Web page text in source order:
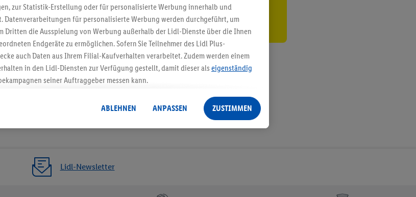
Gutschein sichern!
Lidl-Newsletter
zur Statistik-Erstellung oder für personalisierte Werbung innerhalb und
Datenverarbeitungen für personalisierte Werbung werden durchgeführt, um
Dritten die Ausspielung von Werbung außerhalb der Lidl-Dienste über die Ihnen
Endgeräte zu ermöglichen. Sofern Sie Teilnehmer des Lidl Plus-
auch Daten aus Ihrem Filial-Kaufverhalten verarbeitet. Zudem werden einem
in den Lidl-Diensten zur Verfügung gestellt, damit dieser als eigenständig
seiner Auftraggeber messen kann.
die Zusammenführung von Daten (z.B. über Ihre Nutzung der Lidl-Dienste, Ihr
aus Ihrem Kundenkonto - z.B. Alter oder Geschlecht - sowie Ihre
Endgeräte und Lidl-Dienste hinweg einschließlich dem Speichern von
zur Entwicklung von Angeboten sowie zur technischen
ABLEHNEN ANPASSEN ZUSTIMMEN